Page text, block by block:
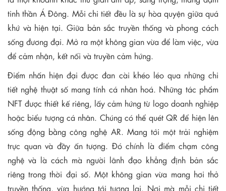
tinh thần Á Đông. Mỗi chi tiết đều là sự hòa quyện giữa quá
khứ và hiện tại. Giữa bản sắc truyền thống và phong cách
sống đương đại. Mở ra một không gian vừa để làm việc, vừa
để cảm nhận, kết nối và truyền cảm hứng.
Điểm nhấn hiện đại được đan cài khéo léo qua những chi
tiết nghệ thuật số mang tính cá nhân hoá. Những tác phẩm
NFT được thiết kế riêng, lấy cảm hứng từ logo doanh nghiệp
hoặc biểu tượng cá nhân. Chúng có thể quét QR để hiện lên
sống động bằng công nghệ AR. Mang tới một trải nghiệm
trực quan và đầy ấn tượng. Đó chính là điểm chạm công
nghệ và là cách mà người lãnh đạo khẳng định bản sắc
riêng trong thời đại số. Một không gian vừa mang hơi thở
truyền thống, vừa hướng tới tương lai. Nơi mà mỗi chi tiết